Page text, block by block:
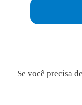
Se você precisa